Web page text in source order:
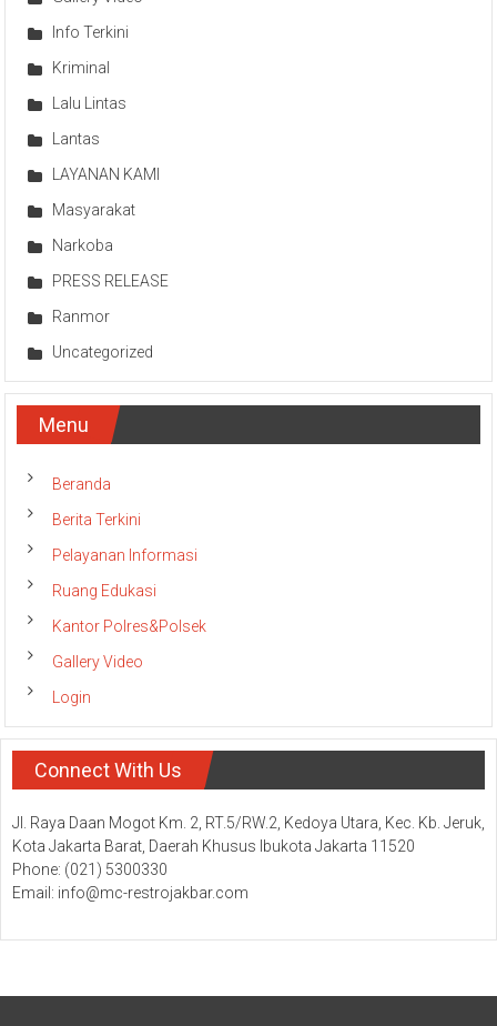
Info Terkini
Kriminal
Lalu Lintas
Lantas
LAYANAN KAMI
Masyarakat
Narkoba
PRESS RELEASE
Ranmor
Uncategorized
Menu
Beranda
Berita Terkini
Pelayanan Informasi
Ruang Edukasi
Kantor Polres&Polsek
Gallery Video
Login
Connect With Us
Jl. Raya Daan Mogot Km. 2, RT.5/RW.2, Kedoya Utara, Kec. Kb. Jeruk,
Kota Jakarta Barat, Daerah Khusus Ibukota Jakarta 11520
Phone: (021) 5300330
Email: info@mc-restrojakbar.com